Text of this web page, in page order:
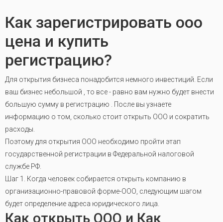
Как зарегистрировать ооо
цена и купить
регистрацию?
Для открытия бизнеса понадобится немного инвестиций. Если
ваш бизнес небольшой , то все - равно вам нужно будет внести
большую сумму в регистрацию . После вы узнаете
информацию о том, сколько стоит открыть ООО и сократить
расходы.
Поэтому для открытия ООО необходимо пройти этап
государственной регистрации в Федеральной налоговой
службе РФ.
Шаг 1. Когда человек собирается открыть компанию в
организационно-правовой форме-ООО, следующим шагом
будет определение адреса юридического лица.
Как открыть ООО и Как